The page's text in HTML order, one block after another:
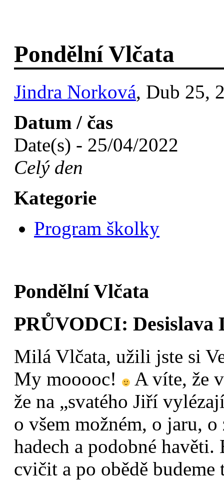
Pondělní Vlčata
Jindra Norková, Dub 25,
Datum / čas
Date(s) - 25/04/2022
Celý den
Kategorie
Program školky
Pondělní Vlčata
PRŮVODCI:
Milá Vlčata, užili jste si
My mooooc!
A víte, že
že na „svatého Jiří
o všem možném, o jaru,
hadech a podobné
cvičit a po obědě